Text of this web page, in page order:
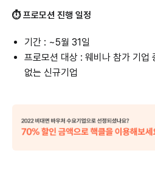
⏱ 프로모션 진행 일정
기간 : ~5월 31일
프로모션 대상 : 웨비나 참가 기업
없는 신규기업